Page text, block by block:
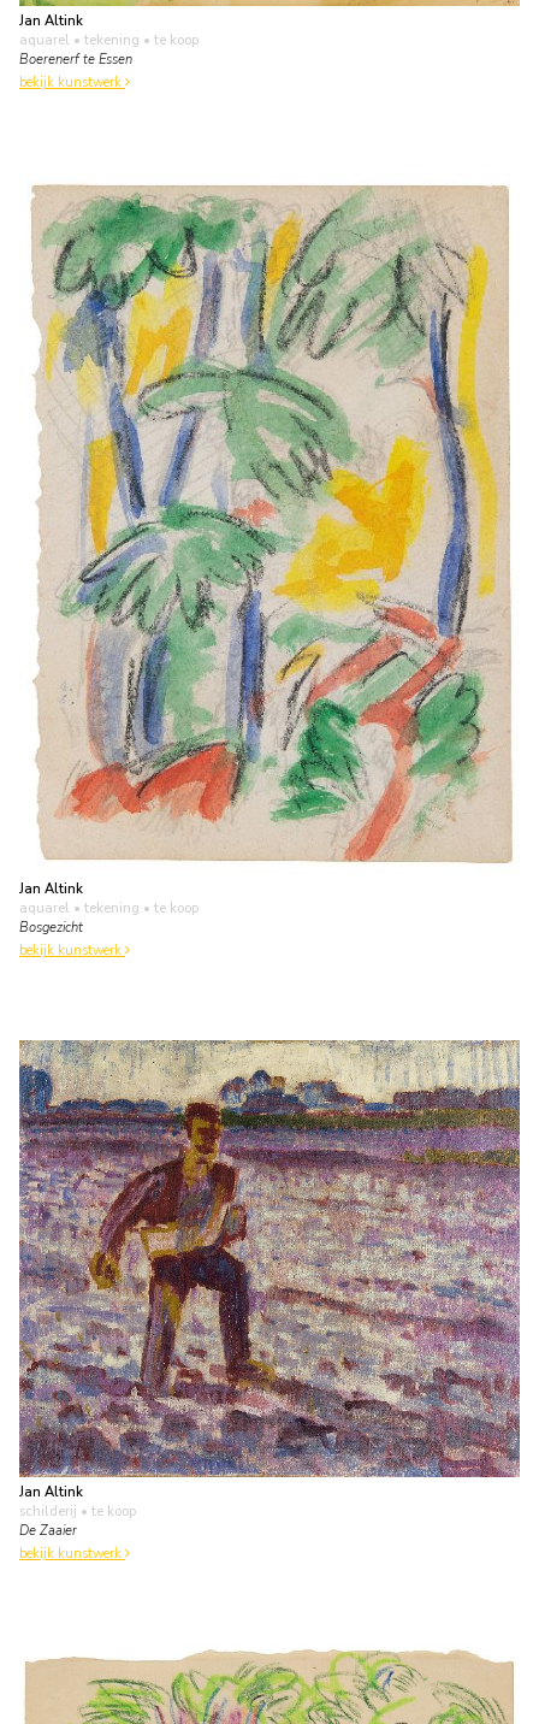
Jan Altink
aquarel • tekening • te koop
Boerenerf te Essen
bekijk kunstwerk
Jan Altink
aquarel • tekening • te koop
Bosgezicht
bekijk kunstwerk
Jan Altink
schilderij • te koop
De Zaaier
bekijk kunstwerk